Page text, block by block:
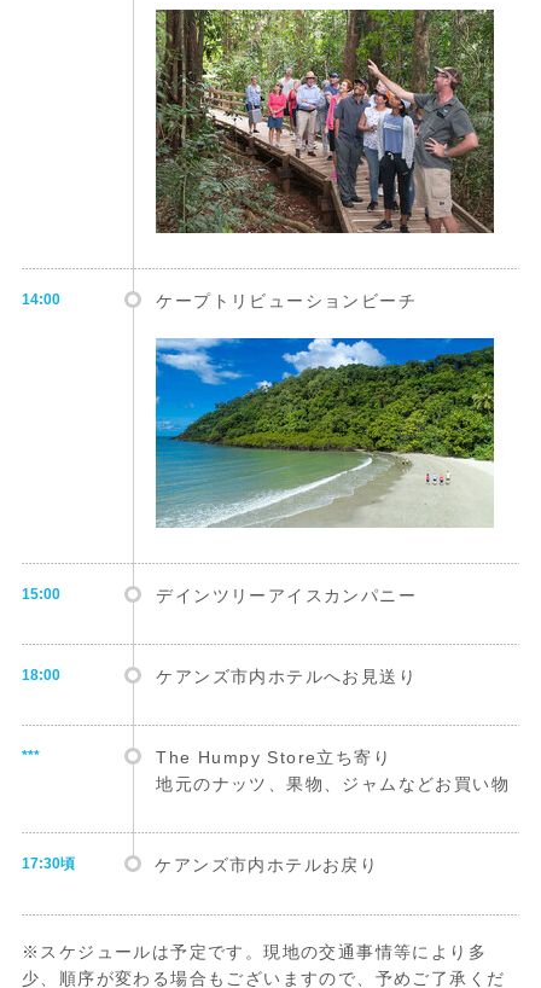
14:00 ケープトリビューションビーチ
15:00 デインツリーアイスカンパニー
18:00 ケアンズ市内ホテルへお見送り
***
The Humpy Store立ち寄り
地元のナッツ、果物、ジャムなどお買い物
17:30頃 ケアンズ市内ホテルお戻り
※スケジュールは予定です。現地の交通事情等により多
少、順序が変わる場合もございますので、予めご了承くだ